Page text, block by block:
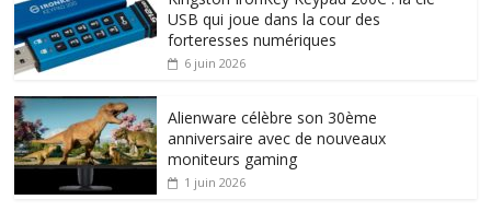
USB qui joue dans la cour des
forteresses numériques
6 juin 2026
Alienware célèbre son 30ème
anniversaire avec de nouveaux
moniteurs gaming
1 juin 2026